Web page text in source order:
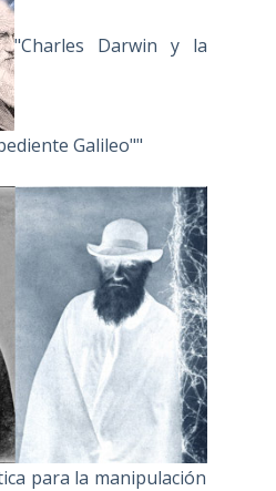
"Charles Darwin y la
Galileo""
para la manipulación